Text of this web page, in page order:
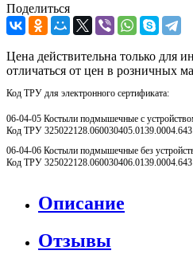
Поделиться
Цена действительна только для
отличаться от цен в розничных
Код ТРУ для электронного сертификата:
06-04-05 Костыли подмышечные с
Код ТРУ 325022128.060030405.0139.0004.643
06-04-06 Костыли подмышечные без
Код ТРУ 325022128.060030406.0139.0004.643
Описание
Отзывы